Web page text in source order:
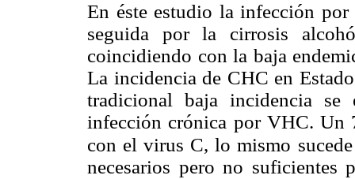
En éste estudio la infección
seguida por la cirrosis
coincidiendo con la baja
La incidencia de CHC en
tradicional baja incidencia se
infección crónica por VHC. Un
con el virus C, lo mismo
necesarios pero no suficientes